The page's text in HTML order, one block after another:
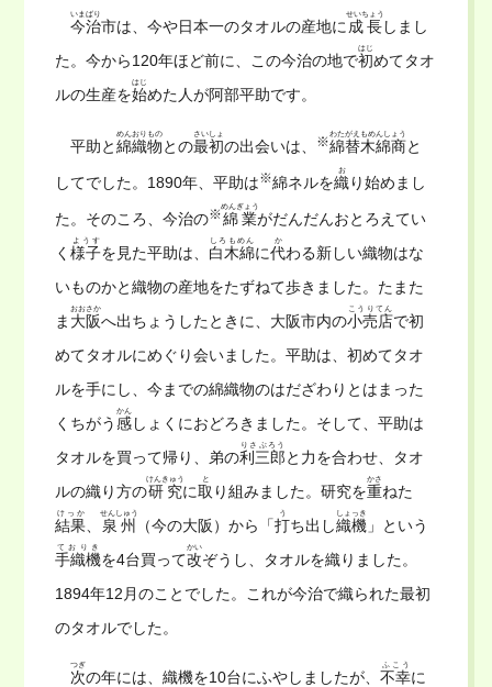
今治
いまばり
市は、今や日本一のタオルの産地に 成長
せいちょう
しまし
た。今から120年ほど前に、この今治の地で初
はじ
めてタオ
ルの生産を始
はじ
めた人が阿部平助です。
平助と綿織物
めんおりもの
との最初
さいしょ
の出会いは、 ※綿替木綿商
わたがえもめんしょう
と
してでした。1890年、平助は※綿ネルを織
お
り始めまし
た。そのころ、今治の※綿業
めんぎょう
がだんだんおとろえてい
く様子
ようす
を見た平助は、 白木綿
しろもめん
に代
か
わる新しい織物はな
いものかと織物の産地をたずねて歩きました。たまた
ま 大阪
おおさか
へ出ちょうしたときに、大阪市内の小売店
こうりてん
で初
めてタオルにめぐり会いました。平助は、初めてタオ
ルを手にし、今までの綿織物のはだざわりとはまった
くちがう感
かん
しょくにおどろきました。そして、平助は
タオルを買って帰り、弟の利三郎
りさぶろう
と力を合わせ、タオ
ルの織り方の研究
けんきゅう
に取
と
り組みました。研究を重
かさ
ねた
結果
けっか
泉州
せんしゅう
（今の大阪）から「打
う
ち出し織機
しょっき
」という
手織機
ておりき
を4台買って改
かい
ぞうし、タオルを織りました。
1894年12月のことでした。これが今治で織られた最初
のタオルでした。
次
つぎ
の年には、織機を10台にふやしましたが、不幸
ふこう
に